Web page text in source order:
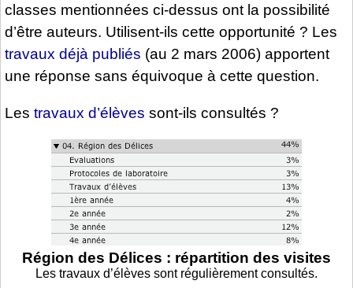
classes mentionnées ci-dessus ont la possibilité
d’être auteurs. Utilisent-ils cette opportunité ? Les
travaux déjà publiés (au 2 mars 2006) apportent
une réponse sans équivoque à cette question.
Les travaux d’élèves sont-ils consultés ?
Région des Délices : répartition des visites
Les travaux d’élèves sont régulièrement consultés.